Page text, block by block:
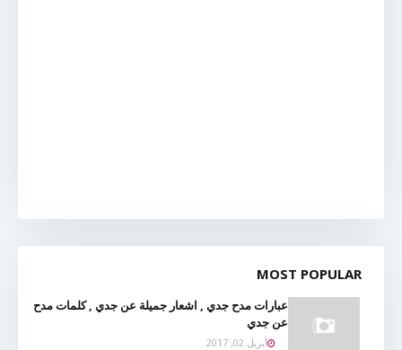
MOST POPULAR
عبارات مدح جدي , اشعار جميلة عن جدي , كلمات مدح
عن جدي
أبريل 02, 2017